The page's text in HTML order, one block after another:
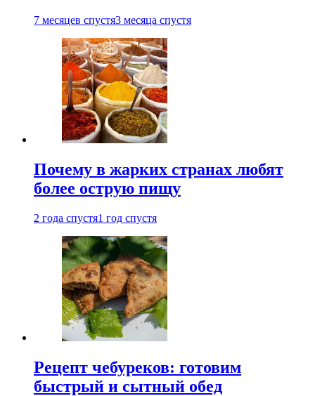
7 месяцев спустя3 месяца спустя
Почему в жарких странах любят
более острую пищу
2 года спустя1 год спустя
Рецепт чебуреков: готовим
быстрый и сытный обед